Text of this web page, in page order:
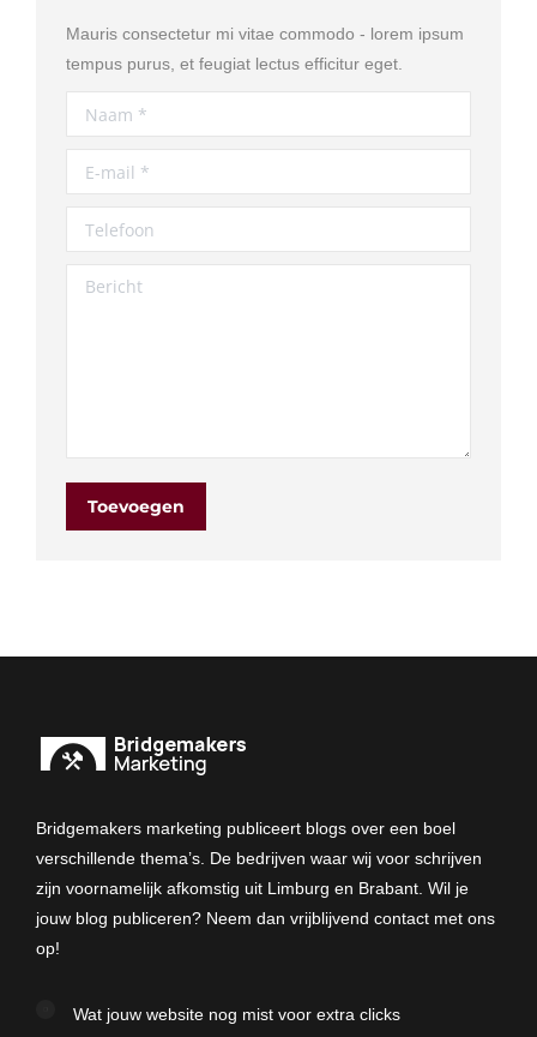
Mauris consectetur mi vitae commodo - lorem ipsum
tempus purus, et feugiat lectus efficitur eget.
Naam *
E-mail *
Telefoon
Bericht
Toevoegen
Bridgemakers marketing publiceert blogs over een boel
verschillende thema’s. De bedrijven waar wij voor schrijven
zijn voornamelijk afkomstig uit Limburg en Brabant. Wil je
jouw blog publiceren? Neem dan vrijblijvend contact met ons
op!
Wat jouw website nog mist voor extra clicks